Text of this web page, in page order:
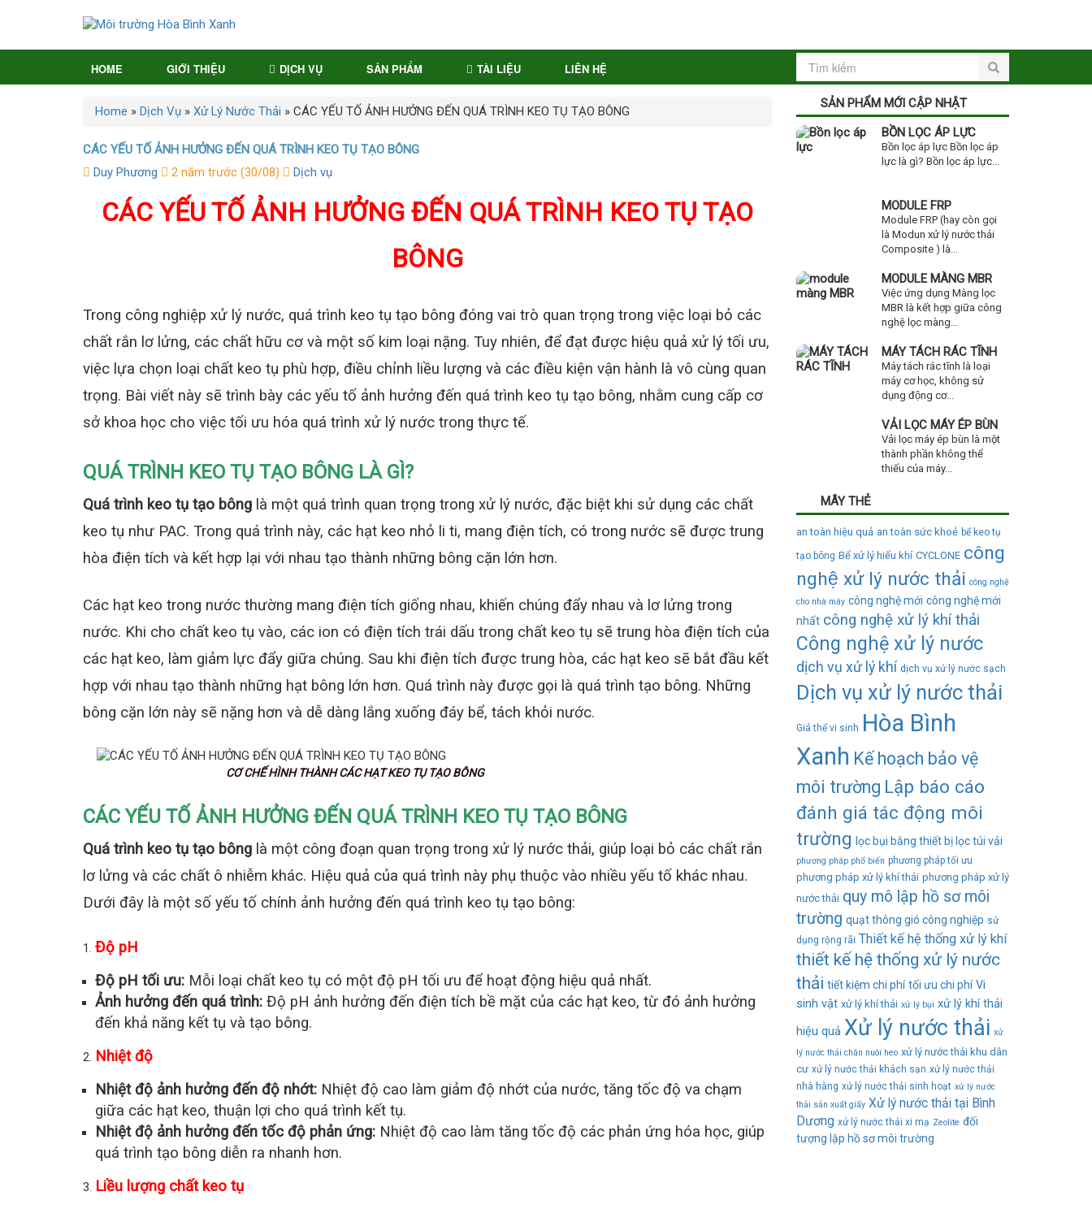
HOME GIỚI THIỆU DỊCH VỤ SẢN PHẨM TÀI LIỆU LIÊN HỆ
Home » Dịch Vụ » Xử Lý Nước Thải » CÁC YẾU TỐ ẢNH HƯỞNG ĐẾN QUÁ TRÌNH KEO TỤ TẠO BÔNG
CÁC YẾU TỐ ẢNH HƯỞNG ĐẾN QUÁ TRÌNH KEO TỤ TẠO BÔNG
Duy Phương
2 năm trước (30/08) Dịch vụ
CÁC YẾU TỐ ẢNH HƯỞNG ĐẾN QUÁ TRÌNH KEO TỤ TẠO
BÔNG
Trong công nghiệp xử lý nước, quá trình keo tụ tạo bông đóng vai trò quan trọng trong việc loại bỏ các
chất rắn lơ lửng, các chất hữu cơ và một số kim loại nặng. Tuy nhiên, để đạt được hiệu quả xử lý tối ưu,
việc lựa chọn loại chất keo tụ phù hợp, điều chỉnh liều lượng và các điều kiện vận hành là vô cùng quan
trọng. Bài viết này sẽ trình bày các yếu tố ảnh hưởng đến quá trình keo tụ tạo bông, nhằm cung cấp cơ
sở khoa học cho việc tối ưu hóa quá trình xử lý nước trong thực tế.
QUÁ TRÌNH KEO TỤ TẠO BÔNG LÀ GÌ?
Quá trình keo tụ tạo bông là một quá trình quan trọng trong xử lý nước, đặc biệt khi sử dụng các chất
keo tụ như PAC. Trong quá trình này, các hạt keo nhỏ li ti, mang điện tích, có trong nước sẽ được trung
hòa điện tích và kết hợp lại với nhau tạo thành những bông cặn lớn hơn.
Các hạt keo trong nước thường mang điện tích giống nhau, khiến chúng đẩy nhau và lơ lửng trong
nước. Khi cho chất keo tụ vào, các ion có điện tích trái dấu trong chất keo tụ sẽ trung hòa điện tích của
các hạt keo, làm giảm lực đẩy giữa chúng. Sau khi điện tích được trung hòa, các hạt keo sẽ bắt đầu kết
hợp với nhau tạo thành những hạt bông lớn hơn. Quá trình này được gọi là quá trình tạo bông. Những
bông cặn lớn này sẽ nặng hơn và dễ dàng lắng xuống đáy bể, tách khỏi nước.
CƠ CHẾ HÌNH THÀNH CÁC HẠT KEO TỤ TẠO BÔNG
CÁC YẾU TỐ ẢNH HƯỞNG ĐẾN QUÁ TRÌNH KEO TỤ TẠO BÔNG
Quá trình keo tụ tạo bông là một công đoạn quan trọng trong xử lý nước thải, giúp loại bỏ các chất rắn
lơ lửng và các chất ô nhiễm khác. Hiệu quả của quá trình này phụ thuộc vào nhiều yếu tố khác nhau.
Dưới đây là một số yếu tố chính ảnh hưởng đến quá trình keo tụ tạo bông:
Độ pH
Độ pH tối ưu: Mỗi loại chất keo tụ có một độ pH tối ưu để hoạt động hiệu quả nhất.
Ảnh hưởng đến quá trình: Độ pH ảnh hưởng đến điện tích bề mặt của các hạt keo, từ đó ảnh hưởng
đến khả năng kết tụ và tạo bông.
Nhiệt độ
Nhiệt độ ảnh hưởng đến độ nhớt: Nhiệt độ cao làm giảm độ nhớt của nước, tăng tốc độ va chạm
giữa các hạt keo, thuận lợi cho quá trình kết tụ.
Nhiệt độ ảnh hưởng đến tốc độ phản ứng: Nhiệt độ cao làm tăng tốc độ các phản ứng hóa học, giúp
quá trình tạo bông diễn ra nhanh hơn.
Liều lượng chất keo tụ
SẢN PHẨM MỚI CẬP NHẬT
BỒN LỌC ÁP LỰC
Bồn lọc áp lực Bồn lọc áp
lực là gì? Bồn lọc áp lực...
MODULE FRP
Module FRP (hay còn gọi
là Modun xử lý nước thải
Composite ) là...
MODULE MÀNG MBR
Việc ứng dụng Màng lọc
MBR là kết hợp giữa công
nghệ lọc màng...
MÁY TÁCH RÁC TĨNH
Máy tách rác tĩnh là loại
máy cơ học, không sử
dụng động cơ...
VẢI LỌC MÁY ÉP BÙN
Vải lọc máy ép bùn là một
thành phần không thể
thiếu của máy...
MÂY THẺ
an toàn hiệu quả an toàn sức khoẻ bể keo tụ
tạo bông Bể xử lý hiếu khí CYCLONE công
nghệ xử lý nước thải công nghệ
cho nhà máy công nghệ mới công nghệ mới
nhất công nghệ xử lý khí thải
Công nghệ xử lý nước
dịch vụ xử lý khí dịch vụ xử lý nước sạch
Dịch vụ xử lý nước thải
Giá thể vi sinh Hòa Bình
Xanh Kế hoạch bảo vệ
môi trường Lập báo cáo
đánh giá tác động môi
trường lọc bụi bằng thiết bị lọc túi vải
phương pháp phổ biến phương pháp tối ưu
phương pháp xử lý khí thải phương pháp xử lý
nước thải quy mô lập hồ sơ môi
trường quạt thông gió công nghiệp sử
dụng rộng rãi Thiết kế hệ thống xử lý khí
thiết kế hệ thống xử lý nước
thải tiết kiệm chi phí tối ưu chi phí Vi
sinh vật xử lý khí thải xử lý bụi xử lý khí thải
hiệu quả Xử lý nước thải xử
lý nước thải chăn nuôi heo xử lý nước thải khu dân
cư xử lý nước thải khách sạn xử lý nước thải
nhà hàng xử lý nước thải sinh hoạt xử lý nước
thải sản xuất giấy Xử lý nước thải tại Bình
Dương xử lý nước thải xi mạ Zeolite đối
tượng lập hồ sơ môi trường